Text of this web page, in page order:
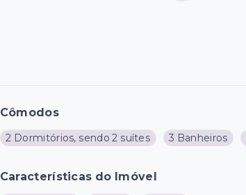
Cômodos
2 Dormitórios, sendo 2 suítes 3 Banheiros
Características do Imóvel